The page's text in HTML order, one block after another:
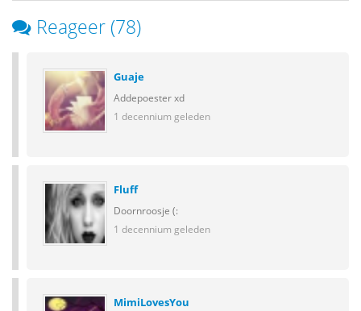
Reageer (78)
Guaje
Addepoester xd
1 decennium geleden
Fluff
Doornroosje (:
1 decennium geleden
MimiLovesYou